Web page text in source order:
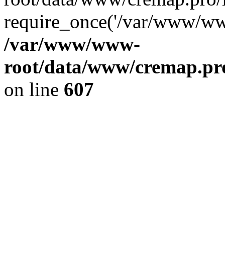
require_once('/var/www/
/var/www/www-
root/data/www/
on line 607